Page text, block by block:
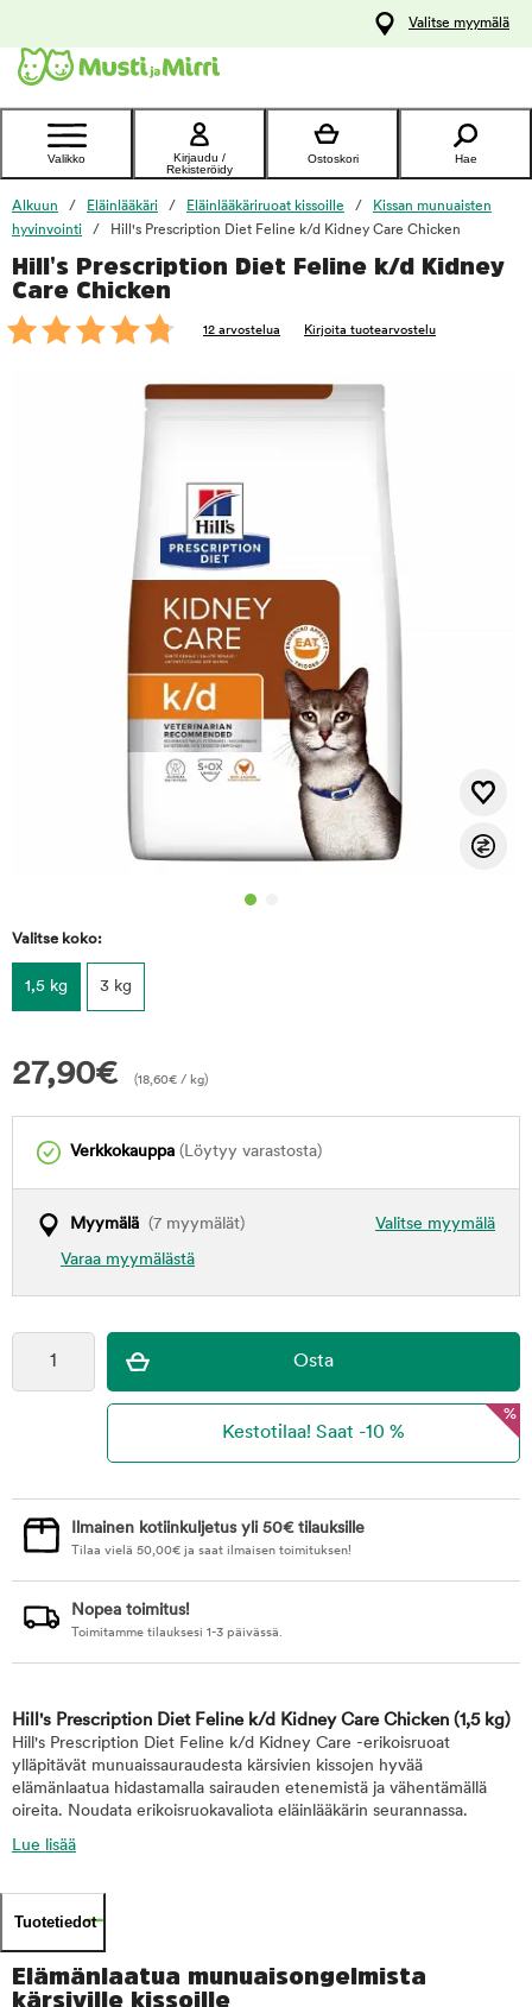
Ota yhteyttä
asiakaspalveluun
Valitse myymälä
Valikko
Kirjaudu /
Rekisteröidy
Ostoskori Hae
Alkuun Eläinlääkäri Eläinlääkäriruoat kissoille
Kissan munuaisten
hyvinvointi
Hill's Prescription Diet Feline k/d Kidney Care Chicken
Hill's Prescription Diet Feline k/d Kidney
Care Chicken
12 arvostelua Kirjoita tuotearvostelu
Valitse koko:
1,5 kg 3 kg
27,90€ (18,60€ / kg)
Verkkokauppa (Löytyy varastosta)
Valitse myymälä
Myymälä (7 myymälät)
Varaa myymälästä
foo
%
Ilmainen kotiinkuljetus yli 50€ tilauksille
Tilaa vielä 50,00€ ja saat ilmaisen toimituksen!
Nopea toimitus!
Toimitamme tilauksesi 1-3 päivässä.
Hill's Prescription Diet Feline k/d Kidney Care Chicken (1,5 kg)
Hill's Prescription Diet Feline k/d Kidney Care -erikoisruoat
ylläpitävät munuaissauraudesta kärsivien kissojen hyvää
elämänlaatua hidastamalla sairauden etenemistä ja vähentämällä
oireita. Noudata erikoisruokavaliota eläinlääkärin seurannassa.
Lue lisää
Tuotetiedot
Elämänlaatua munuaisongelmista
kärsiville kissoille